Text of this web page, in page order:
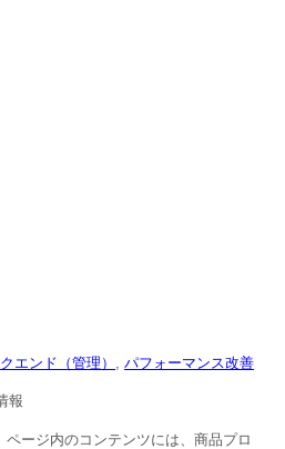
エンド（管理） , パフォーマンス改善
ページ内のコンテンツには、商品プロ